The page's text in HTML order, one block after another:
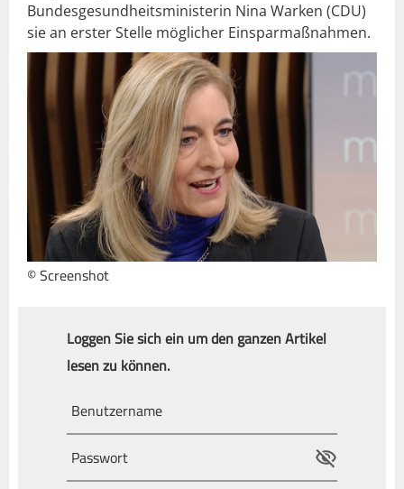
Bundesgesundheitsministerin Nina Warken (CDU)
sie an erster Stelle möglicher Einsparmaßnahmen.
© Screenshot
Loggen Sie sich ein um den ganzen Artikel
lesen zu können.